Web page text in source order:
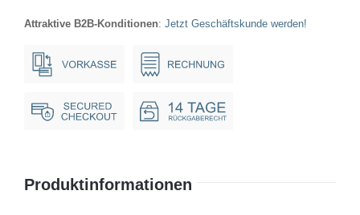
Attraktive B2B-Konditionen: Jetzt Geschäftskunde werden!
Produktinformationen